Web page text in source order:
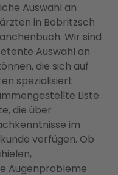
Auswahl an
in Bobritzsch
Wir sind
Auswahl an
die sich auf
spezialisiert
Liste
die über
im
verfügen. Ob
Augenprobleme